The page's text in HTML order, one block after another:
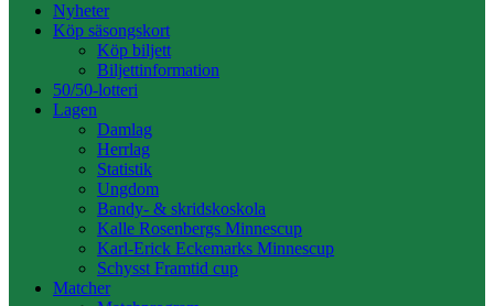
Nyheter
Köp säsongskort
Köp biljett
Biljettinformation
50/50-lotteri
Lagen
Damlag
Herrlag
Statistik
Ungdom
Bandy- & skridskoskola
Kalle Rosenbergs Minnescup
Karl-Erick Eckemarks Minnescup
Schysst Framtid cup
Matcher